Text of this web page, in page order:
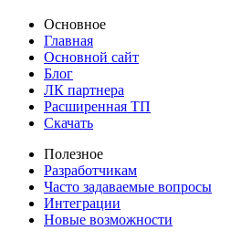
Основное
Главная
Основной сайт
Блог
ЛК партнера
Расширенная ТП
Скачать
Полезное
Разработчикам
Часто задаваемые вопросы
Интеграции
Новые возможности